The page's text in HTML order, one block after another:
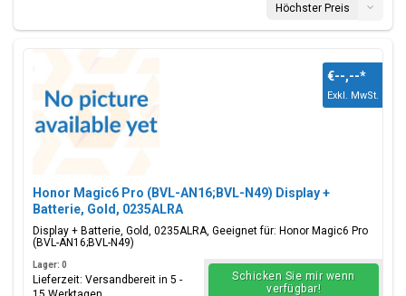
Höchster Preis
Honor Magic6 Pro (BVL-AN16;BVL-N49) Display +
Batterie, Gold, 0235ALRA
Display + Batterie, Gold, 0235ALRA, Geeignet für: Honor Magic6 Pro
(BVL-AN16;BVL-N49)
€--,--*
Exkl. MwSt.
Lager: 0
Lieferzeit: Versandbereit in 5 -
Schicken Sie mir wenn
verfügbar!